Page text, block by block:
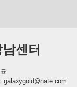
센터
galaxygold@nate.com